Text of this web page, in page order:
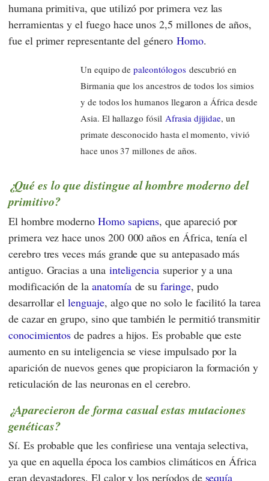
humana primitiva, que utilizó por primera vez las
herramientas y el fuego hace unos 2,5 millones de años,
fue el primer representante del género Homo.
Un equipo depaleontólogosdescubrió en
Birmania que los ancestros de todos los simios
y de todos los humanos llegaron a África desde
Asia. El hallazgo fósil Afrasia djijidae, un
primate desconocido hasta el momento, vivió
hace unos 37 millones de años.
¿Qué es lo que distingue al hombre moderno del
primitivo?
El hombre modernoHomo sapiens, que apareció por
primera vez hace unos 200 000 años en África, tenía el
cerebro tres veces más grande que su antepasado más
antiguo. Gracias a una inteligencia superior y a una
modificación de la anatomíade sufaringe, pudo
desarrollar ellenguaje, algo que no solo le facilitó la tarea
de cazar en grupo, sino que también le permitió transmitir
conocimientos de padres a hijos. Es probable que este
aumento en su inteligencia se viese impulsado por la
aparición de nuevos genes que propiciaron la formación y
reticulación de las neuronas en el cerebro.
¿Aparecieron de forma casual estas mutaciones
genéticas?
Sí. Es probable que les confiriese una ventaja selectiva,
ya que en aquella época los cambios climáticos en África
eran devastadores. El calor y los períodos de sequía